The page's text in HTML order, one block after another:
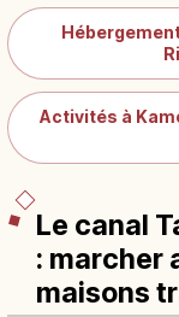
Activités à
Le canal
: marcher
maisons